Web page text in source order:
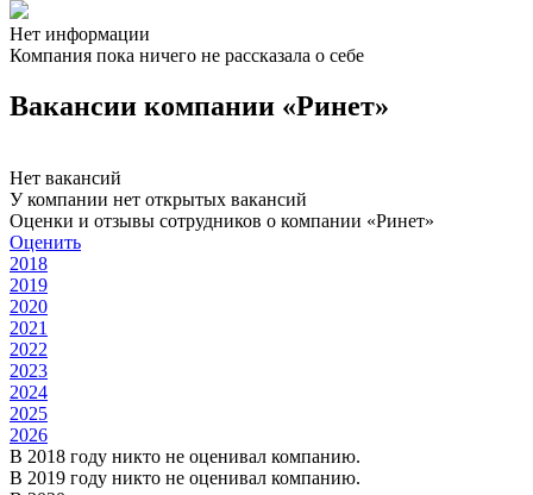
Нет информации
Компания пока ничего не рассказала о себе
Вакансии компании «Ринет»
Нет вакансий
У компании нет открытых вакансий
Оценки и отзывы сотрудников о компании «Ринет»
Оценить
2018
2019
2020
2021
2022
2023
2024
2025
2026
В 2018 году никто не оценивал компанию.
В 2019 году никто не оценивал компанию.